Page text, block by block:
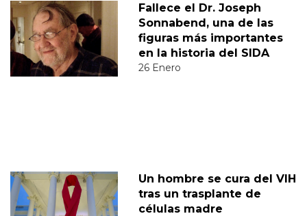
Fallece el Dr. Joseph
Sonnabend, una de las
figuras más importantes
en la historia del SIDA
26 Enero
Un hombre se cura del VIH
tras un trasplante de
células madre